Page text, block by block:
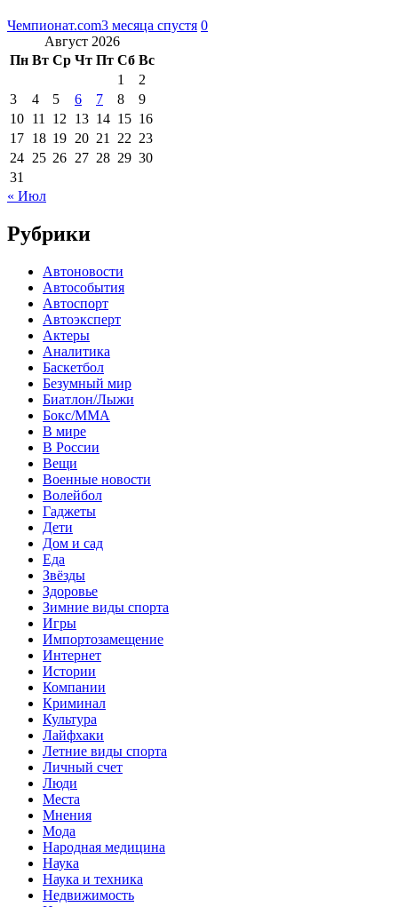
Чемпионат.com3 месяца спустя 0
Август 2026
Пн Вт Ср Чт Пт Сб Вс
1
2
3
4 5 6 7 8
9
10 11 12 13 14 15 16
17 18 19 20 21 22 23
24 25 26 27 28 29 30
31
« Июл
Рубрики
Автоновости
Автособытия
Автоспорт
Автоэксперт
Актеры
Аналитика
Баскетбол
Безумный мир
Биатлон/Лыжи
Бокс/MMA
В мире
В России
Вещи
Военные новости
Волейбол
Гаджеты
Дети
Дом и сад
Еда
Звёзды
Здоровье
Зимние виды спорта
Игры
Импортозамещение
Интернет
Истории
Компании
Криминал
Культура
Лайфхаки
Летние виды спорта
Личный счет
Люди
Места
Мнения
Мода
Народная медицина
Наука
Наука и техника
Недвижимость